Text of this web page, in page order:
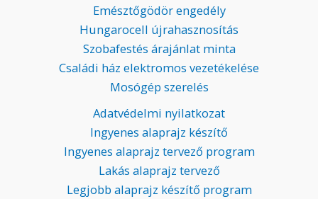
Emésztőgödör engedély
Hungarocell újrahasznosítás
Szobafestés árajánlat minta
Családi ház elektromos vezetékelése
Mosógép szerelés
Adatvédelmi nyilatkozat
Ingyenes alaprajz készítő
Ingyenes alaprajz tervező program
Lakás alaprajz tervező
Legjobb alaprajz készítő program